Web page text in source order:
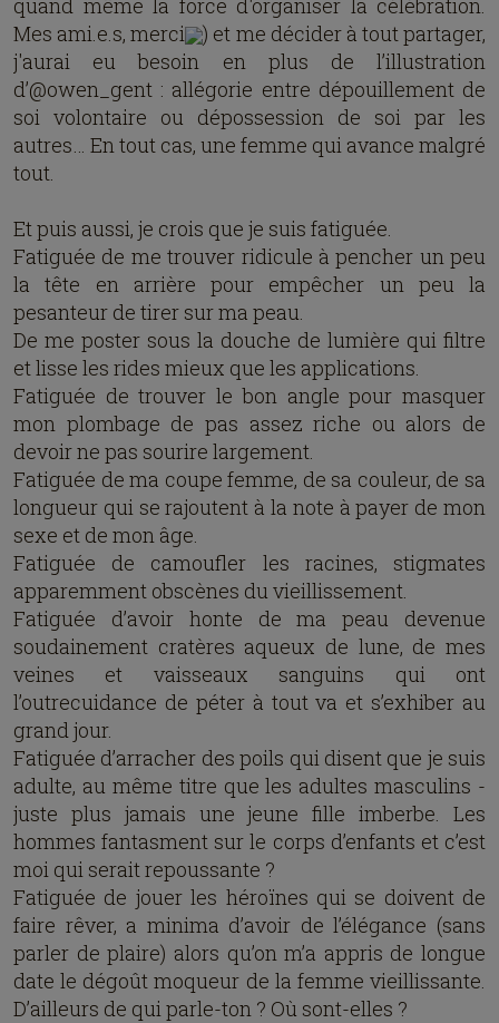
quand même la force d'organiser la célébration.
Mes ami.e.s, merci
) et me décider à tout partager,
j'aurai eu besoin en plus de l’illustration
d’@owen_gent : allégorie entre dépouillement de
soi volontaire ou dépossession de soi par les
autres… En tout cas, une femme qui avance malgré
tout.
Et puis aussi, je crois que je suis fatiguée.
Fatiguée de me trouver ridicule à pencher un peu
la tête en arrière pour empêcher un peu la
pesanteur de tirer sur ma peau.
De me poster sous la douche de lumière qui filtre
et lisse les rides mieux que les applications.
Fatiguée de trouver le bon angle pour masquer
mon plombage de pas assez riche ou alors de
devoir ne pas sourire largement.
Fatiguée de ma coupe femme, de sa couleur, de sa
longueur qui se rajoutent à la note à payer de mon
sexe et de mon âge.
Fatiguée de camoufler les racines, stigmates
apparemment obscènes du vieillissement.
Fatiguée d’avoir honte de ma peau devenue
soudainement cratères aqueux de lune, de mes
veines et vaisseaux sanguins qui ont
l’outrecuidance de péter à tout va et s’exhiber au
grand jour.
Fatiguée d’arracher des poils qui disent que je suis
adulte, au même titre que les adultes masculins -
juste plus jamais une jeune fille imberbe. Les
hommes fantasment sur le corps d’enfants et c’est
moi qui serait repoussante ?
Fatiguée de jouer les héroïnes qui se doivent de
faire rêver, a minima d’avoir de l’élégance (sans
parler de plaire) alors qu’on m’a appris de longue
date le dégoût moqueur de la femme vieillissante.
D’ailleurs de qui parle-ton ? Où sont-elles ?